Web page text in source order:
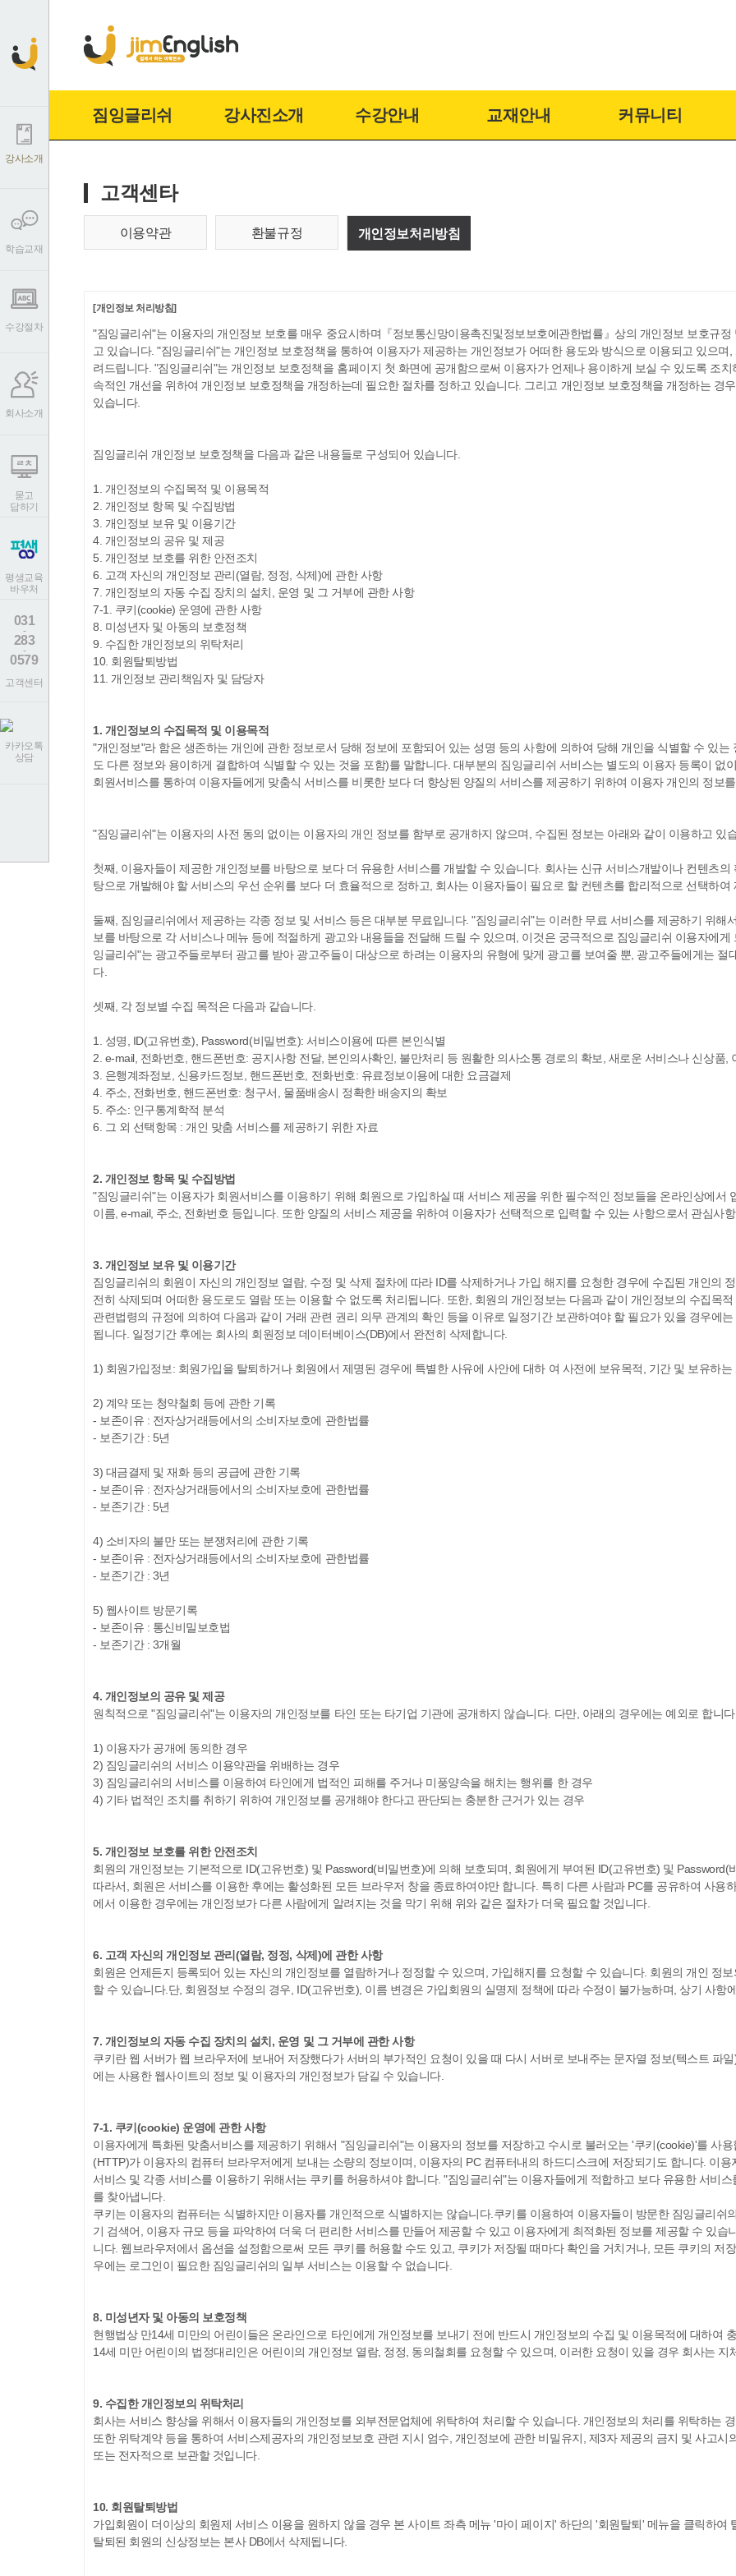
짐잉글리쉬 강사진소개 수강안내 교재안내 커뮤니티
강사소개
학습교재
수강절차
회사소개
묻고
답하기
평생교육
바우처
031
-
283
-
0579
고객센터
카카오톡
상담
고객센타
이용약관 환불규정 개인정보처리방침
[개인정보 처리방침]
"짐잉글리쉬"는 이용자의 개인정보 보호를 매우 중요시하며『정보통신망이용촉진및정보보호에관한법률』상의 개인정보 보호규
고 있습니다. "짐잉글리쉬"는 개인정보 보호정책을 통하여 이용자가 제공하는 개인정보가 어떠한 용도와 방식으로 이용되고 있으
려드립니다. "짐잉글리쉬"는 개인정보 보호정책을 홈페이지 첫 화면에 공개함으로써 이용자가 언제나 용이하게 보실 수 있도록 조
속적인 개선을 위하여 개인정보 보호정책을 개정하는데 필요한 절차를 정하고 있습니다. 그리고 개인정보 보호정책을 개정하는 경
있습니다.
짐잉글리쉬 개인정보 보호정책을 다음과 같은 내용들로 구성되어 있습니다.
1. 개인정보의 수집목적 및 이용목적
2. 개인정보 항목 및 수집방법
3. 개인정보 보유 및 이용기간
4. 개인정보의 공유 및 제공
5. 개인정보 보호를 위한 안전조치
6. 고객 자신의 개인정보 관리(열람, 정정, 삭제)에 관한 사항
7. 개인정보의 자동 수집 장치의 설치, 운영 및 그 거부에 관한 사항
7-1. 쿠키(cookie) 운영에 관한 사항
8. 미성년자 및 아동의 보호정책
9. 수집한 개인정보의 위탁처리
10. 회원탈퇴방법
11. 개인정보 관리책임자 및 담당자
1. 개인정보의 수집목적 및 이용목적
"개인정보"라 함은 생존하는 개인에 관한 정보로서 당해 정보에 포함되어 있는 성명 등의 사항에 의하여 당해 개인을 식별할 수 있
도 다른 정보와 용이하게 결합하여 식별할 수 있는 것을 포함)를 말합니다. 대부분의 짐잉글리쉬 서비스는 별도의 이용자 등록이 없
회원서비스를 통하여 이용자들에게 맞춤식 서비스를 비롯한 보다 더 향상된 양질의 서비스를 제공하기 위하여 이용자 개인의 정보
"짐잉글리쉬"는 이용자의 사전 동의 없이는 이용자의 개인 정보를 함부로 공개하지 않으며, 수집된 정보는 아래와 같이 이용하고 있
첫째, 이용자들이 제공한 개인정보를 바탕으로 보다 더 유용한 서비스를 개발할 수 있습니다. 회사는 신규 서비스개발이나 컨텐츠
탕으로 개발해야 할 서비스의 우선 순위를 보다 더 효율적으로 정하고, 회사는 이용자들이 필요로 할 컨텐츠를 합리적으로 선택하여
둘째, 짐잉글리쉬에서 제공하는 각종 정보 및 서비스 등은 대부분 무료입니다. "짐잉글리쉬"는 이러한 무료 서비스를 제공하기 위해
보를 바탕으로 각 서비스나 메뉴 등에 적절하게 광고와 내용들을 전달해 드릴 수 있으며, 이것은 궁극적으로 짐잉글리쉬 이용자에
잉글리쉬"는 광고주들로부터 광고를 받아 광고주들이 대상으로 하려는 이용자의 유형에 맞게 광고를 보여줄 뿐, 광고주들에게는
다.
셋째, 각 정보별 수집 목적은 다음과 같습니다.
1. 성명, ID(고유번호), Password(비밀번호): 서비스이용에 따른 본인식별
2. e-mail, 전화번호, 핸드폰번호: 공지사항 전달, 본인의사확인, 불만처리 등 원활한 의사소통 경로의 확보, 새로운 서비스나 신상품,
3. 은행계좌정보, 신용카드정보, 핸드폰번호, 전화번호: 유료정보이용에 대한 요금결제
4. 주소, 전화번호, 핸드폰번호: 청구서, 물품배송시 정확한 배송지의 확보
5. 주소: 인구통계학적 분석
6. 그 외 선택항목 : 개인 맞춤 서비스를 제공하기 위한 자료
2. 개인정보 항목 및 수집방법
"짐잉글리쉬"는 이용자가 회원서비스를 이용하기 위해 회원으로 가입하실 때 서비스 제공을 위한 필수적인 정보들을 온라인상에서
이름, e-mail, 주소, 전화번호 등입니다. 또한 양질의 서비스 제공을 위하여 이용자가 선택적으로 입력할 수 있는 사항으로서 관심사
3. 개인정보 보유 및 이용기간
짐잉글리쉬의 회원이 자신의 개인정보 열람, 수정 및 삭제 절차에 따라 ID를 삭제하거나 가입 해지를 요청한 경우에 수집된 개인의
전히 삭제되며 어떠한 용도로도 열람 또는 이용할 수 없도록 처리됩니다. 또한, 회원의 개인정보는 다음과 같이 개인정보의 수집목
관련법령의 규정에 의하여 다음과 같이 거래 관련 권리 의무 관계의 확인 등을 이유로 일정기간 보관하여야 할 필요가 있을 경우에
됩니다. 일정기간 후에는 회사의 회원정보 데이터베이스(DB)에서 완전히 삭제합니다.
1) 회원가입정보: 회원가입을 탈퇴하거나 회원에서 제명된 경우에 특별한 사유에 사안에 대하 여 사전에 보유목적, 기간 및 보유하
2) 계약 또는 청약철회 등에 관한 기록
- 보존이유 : 전자상거래등에서의 소비자보호에 관한법률
- 보존기간 : 5년
3) 대금결제 및 재화 등의 공급에 관한 기록
- 보존이유 : 전자상거래등에서의 소비자보호에 관한법률
- 보존기간 : 5년
4) 소비자의 불만 또는 분쟁처리에 관한 기록
- 보존이유 : 전자상거래등에서의 소비자보호에 관한법률
- 보존기간 : 3년
5) 웹사이트 방문기록
- 보존이유 : 통신비밀보호법
- 보존기간 : 3개월
4. 개인정보의 공유 및 제공
원칙적으로 "짐잉글리쉬"는 이용자의 개인정보를 타인 또는 타기업 기관에 공개하지 않습니다. 다만, 아래의 경우에는 예외로 합니
1) 이용자가 공개에 동의한 경우
2) 짐잉글리쉬의 서비스 이용약관을 위배하는 경우
3) 짐잉글리쉬의 서비스를 이용하여 타인에게 법적인 피해를 주거나 미풍양속을 해치는 행위를 한 경우
4) 기타 법적인 조치를 취하기 위하여 개인정보를 공개해야 한다고 판단되는 충분한 근거가 있는 경우
5. 개인정보 보호를 위한 안전조치
회원의 개인정보는 기본적으로 ID(고유번호) 및 Password(비밀번호)에 의해 보호되며, 회원에게 부여된 ID(고유번호) 및
따라서, 회원은 서비스를 이용한 후에는 활성화된 모든 브라우저 창을 종료하여야만 합니다. 특히 다른 사람과 PC를 공유하여 사용
에서 이용한 경우에는 개인정보가 다른 사람에게 알려지는 것을 막기 위해 위와 같은 절차가 더욱 필요할 것입니다.
6. 고객 자신의 개인정보 관리(열람, 정정, 삭제)에 관한 사항
회원은 언제든지 등록되어 있는 자신의 개인정보를 열람하거나 정정할 수 있으며, 가입해지를 요청할 수 있습니다. 회원의 개인 정
할 수 있습니다.단, 회원정보 수정의 경우, ID(고유번호), 이름 변경은 가입회원의 실명제 정책에 따라 수정이 불가능하며, 상기 사항
7. 개인정보의 자동 수집 장치의 설치, 운영 및 그 거부에 관한 사항
쿠키란 웹 서버가 웹 브라우저에 보내어 저장했다가 서버의 부가적인 요청이 있을 때 다시 서버로 보내주는 문자열 정보(텍스트 파
에는 사용한 웹사이트의 정보 및 이용자의 개인정보가 담길 수 있습니다.
7-1. 쿠키(cookie) 운영에 관한 사항
이용자에게 특화된 맞춤서비스를 제공하기 위해서 "짐잉글리쉬"는 이용자의 정보를 저장하고 수시로 불러오는 '쿠키(cookie)'를 사
(HTTP)가 이용자의 컴퓨터 브라우저에게 보내는 소량의 정보이며, 이용자의 PC 컴퓨터내의 하드디스크에 저장되기도 합니다. 이
서비스 및 각종 서비스를 이용하기 위해서는 쿠키를 허용하셔야 합니다. "짐잉글리쉬"는 이용자들에게 적합하고 보다 유용한 서비
를 찾아냅니다.
쿠키는 이용자의 컴퓨터는 식별하지만 이용자를 개인적으로 식별하지는 않습니다.쿠키를 이용하여 이용자들이 방문한 짐잉글리쉬
기 검색어, 이용자 규모 등을 파악하여 더욱 더 편리한 서비스를 만들어 제공할 수 있고 이용자에게 최적화된 정보를 제공할 수 있
니다. 웹브라우저에서 옵션을 설정함으로써 모든 쿠키를 허용할 수도 있고, 쿠키가 저장될 때마다 확인을 거치거나, 모든 쿠키의 저
우에는 로그인이 필요한 짐잉글리쉬의 일부 서비스는 이용할 수 없습니다.
8. 미성년자 및 아동의 보호정책
현행법상 만14세 미만의 어린이들은 온라인으로 타인에게 개인정보를 보내기 전에 반드시 개인정보의 수집 및 이용목적에 대하여
14세 미만 어린이의 법정대리인은 어린이의 개인정보 열람, 정정, 동의철회를 요청할 수 있으며, 이러한 요청이 있을 경우 회사는 지
9. 수집한 개인정보의 위탁처리
회사는 서비스 향상을 위해서 이용자들의 개인정보를 외부전문업체에 위탁하여 처리할 수 있습니다. 개인정보의 처리를 위탁하는
또한 위탁계약 등을 통하여 서비스제공자의 개인정보보호 관련 지시 엄수, 개인정보에 관한 비밀유지, 제3자 제공의 금지 및 사고
또는 전자적으로 보관할 것입니다.
10. 회원탈퇴방법
가입회원이 더이상의 회원제 서비스 이용을 원하지 않을 경우 본 사이트 좌측 메뉴 '마이 페이지' 하단의 '회원탈퇴' 메뉴을 클릭하여
탈퇴된 회원의 신상정보는 본사 DB에서 삭제됩니다.